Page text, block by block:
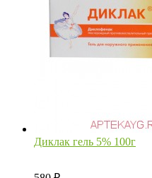
Диклак гель 5% 100г